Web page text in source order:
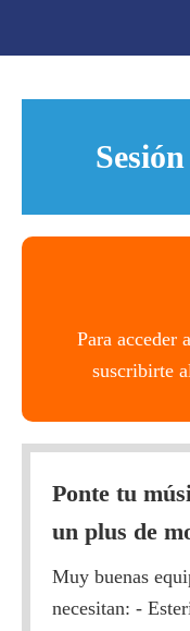
Para acceder
suscribirte
Ponte tu
un plus de
Muy buenas
necesitan: -